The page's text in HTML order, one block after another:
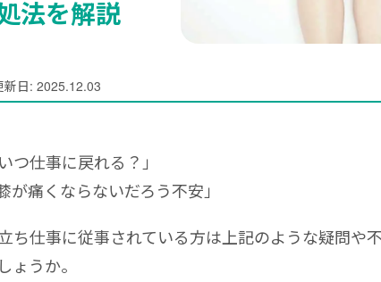
法を解説
新日: 2025.12.03
つ仕事に戻れる？」
が痛くならないだろう不安」
ち仕事に従事されている方は上記のような疑問や
ょうか。